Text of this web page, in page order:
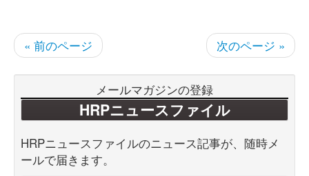
« 前のページ 次のページ »
メールマガジンの登録
HRPニュースファイル
HRPニュースファイルのニュース記事が、随時メ
ールで届きます。